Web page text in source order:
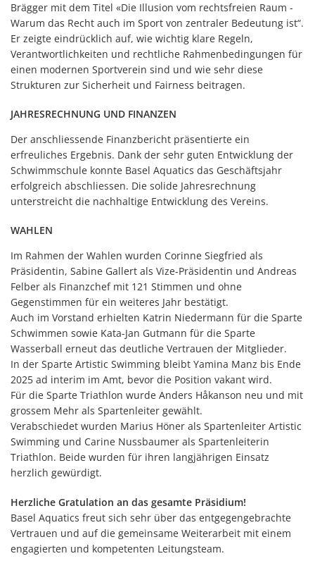
Brägger mit dem Titel «Die Illusion vom rechtsfreien Raum -
Warum das Recht auch im Sport von zentraler Bedeutung ist“.
Er zeigte eindrücklich auf, wie wichtig klare Regeln,
Verantwortlichkeiten und rechtliche Rahmenbedingungen für
einen modernen Sportverein sind und wie sehr diese
Strukturen zur Sicherheit und Fairness beitragen.
JAHRESRECHNUNG UND FINANZEN
Der anschliessende Finanzbericht präsentierte ein
erfreuliches Ergebnis. Dank der sehr guten Entwicklung der
Schwimmschule konnte Basel Aquatics das Geschäftsjahr
erfolgreich abschliessen. Die solide Jahresrechnung
unterstreicht die nachhaltige Entwicklung des Vereins.
WAHLEN
Im Rahmen der Wahlen wurden Corinne Siegfried als
Präsidentin, Sabine Gallert als Vize-Präsidentin und Andreas
Felber als Finanzchef mit 121 Stimmen und ohne
Gegenstimmen für ein weiteres Jahr bestätigt.
Auch im Vorstand erhielten Katrin Niedermann für die Sparte
Schwimmen sowie Kata-Jan Gutmann für die Sparte
Wasserball erneut das deutliche Vertrauen der Mitglieder.
In der Sparte Artistic Swimming bleibt Yamina Manz bis Ende
2025 ad interim im Amt, bevor die Position vakant wird.
Für die Sparte Triathlon wurde Anders Håkanson neu und mit
grossem Mehr als Spartenleiter gewählt.
Verabschiedet wurden Marius Höner als Spartenleiter Artistic
Swimming und Carine Nussbaumer als Spartenleiterin
Triathlon. Beide wurden für ihren langjährigen Einsatz
herzlich gewürdigt.
Herzliche Gratulation an das gesamte Präsidium!
Basel Aquatics freut sich sehr über das entgegengebrachte
Vertrauen und auf die gemeinsame Weiterarbeit mit einem
engagierten und kompetenten Leitungsteam.